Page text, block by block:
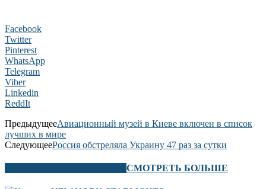
Facebook
Twitter
Pinterest
WhatsApp
Telegram
Viber
Linkedin
ReddIt
ПредыдущееАвиационный музей в Киеве включен в список
лучших в мире
СледующееРоссия обстреляла Украину 47 раз за сутки
СМОТРЕТЬ БОЛЬШЕ